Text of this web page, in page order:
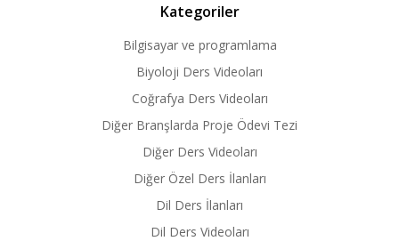
Kategoriler
Bilgisayar ve programlama
Biyoloji Ders Videoları
Coğrafya Ders Videoları
Diğer Branşlarda Proje Ödevi Tezi
Diğer Ders Videoları
Diğer Özel Ders İlanları
Dil Ders İlanları
Dil Ders Videoları